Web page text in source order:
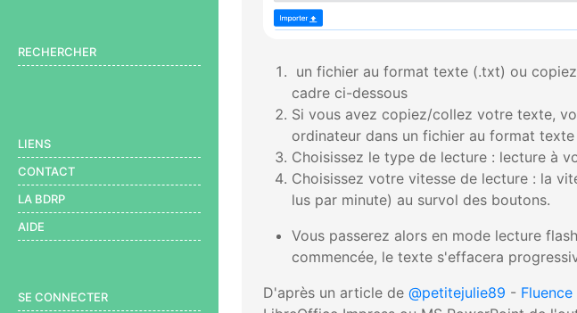
un fichier au format texte (.txt) ou
cadre ci-dessous
Si vous avez copiez/collez votre texte,
ordinateur dans un fichier au format
Choisissez le type de lecture : lecture à
Choisissez votre vitesse de lecture : la
lus par minute) au survol des boutons.
Vous passerez alors en mode lecture
commencée, le texte s'effacera
D'après un article de @petitejulie89 -
RECHERCHER
LIENS
CONTACT
LA BDRP
AIDE
User menu
SE CONNECTER